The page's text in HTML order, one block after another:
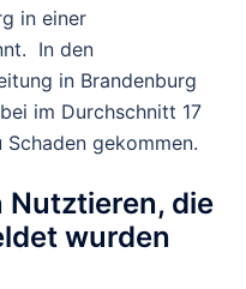
in einer
In den
in Brandenburg
im Durchschnitt 17
gekommen.
Nutztieren, die
wurden